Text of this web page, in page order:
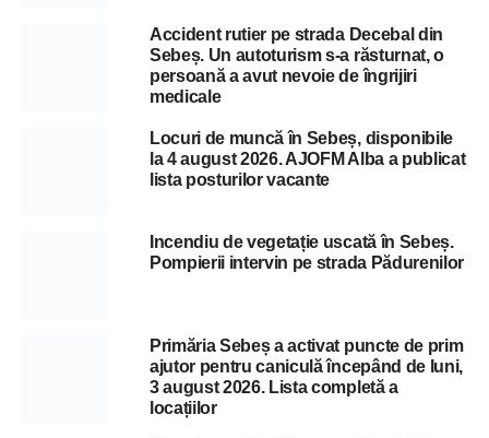
Accident rutier pe strada Decebal din
Sebeș. Un autoturism s-a răsturnat, o
persoană a avut nevoie de îngrijiri
medicale
Locuri de muncă în Sebeș, disponibile
la 4 august 2026. AJOFM Alba a publicat
lista posturilor vacante
Incendiu de vegetație uscată în Sebeș.
Pompierii intervin pe strada Pădurenilor
Primăria Sebeș a activat puncte de prim
ajutor pentru caniculă începând de luni,
3 august 2026. Lista completă a
locațiilor